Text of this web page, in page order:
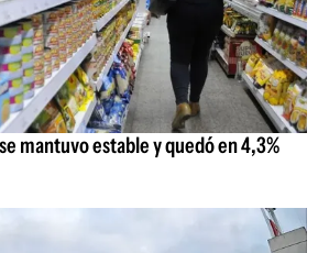
mantuvo estable y quedó en 4,3%